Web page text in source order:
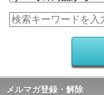
メルマガ登録・解除